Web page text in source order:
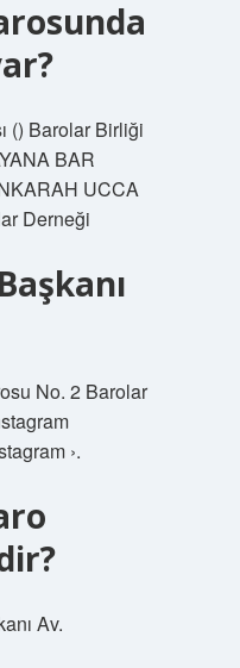
() Barolar Birliği
BAR
UCCA
Derneği
No. 2 Barolar
›.
Av.